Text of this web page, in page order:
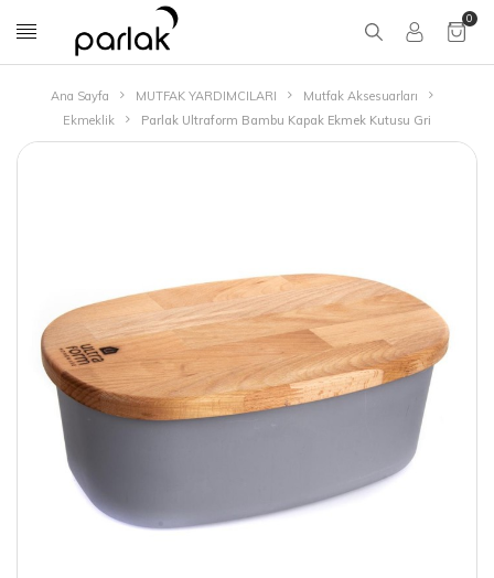
0
Ana Sayfa MUTFAK YARDIMCILARI
Mutfak Aksesuarları
Ekmeklik
Parlak Ultraform Bambu Kapak Ekmek Kutusu Gri